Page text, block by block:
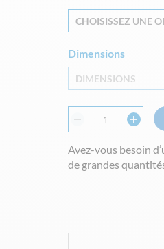
CHOISISSEZ UNE
Dimensions
DIMENSIONS
Avez-vous besoin
de grandes